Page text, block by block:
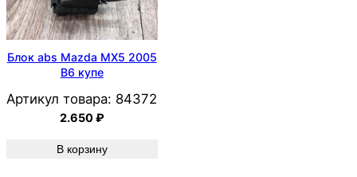
Блок abs Mazda MX5 2005
B6 купе
Артикул товара: 84372
2.650₽
В корзину